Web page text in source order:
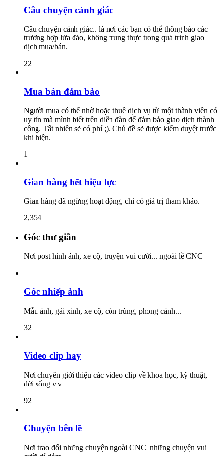
Câu chuyện cảnh giác
Câu chuyện cảnh giác.. là nơi các bạn có thể thông báo các
trường hợp lừa đảo, không trung thực trong quá trình giao
dịch mua/bán.
22
Mua bán đảm bảo
Người mua có thể nhờ hoặc thuê dịch vụ từ một thành viên có
uy tín mà mình biết trên diễn đàn để đảm bảo giao dịch thành
công. Tất nhiên sẽ có phí ;). Chủ đề sẽ được kiểm duyệt trước
khi hiện.
1
Gian hàng hết hiệu lực
Gian hàng đã ngừng hoạt động, chỉ có giá trị tham khảo.
2,354
Góc thư giãn
Nơi post hình ảnh, xe cộ, truyện vui cười... ngoài lề CNC
Góc nhiếp ảnh
Mẫu ảnh, gái xinh, xe cộ, côn trùng, phong cảnh...
32
Video clip hay
Nơi chuyên giới thiệu các video clip về khoa học, kỹ thuật,
đời sống v.v...
92
Chuyện bên lề
Nơi trao đổi những chuyện ngoài CNC, những chuyện vui